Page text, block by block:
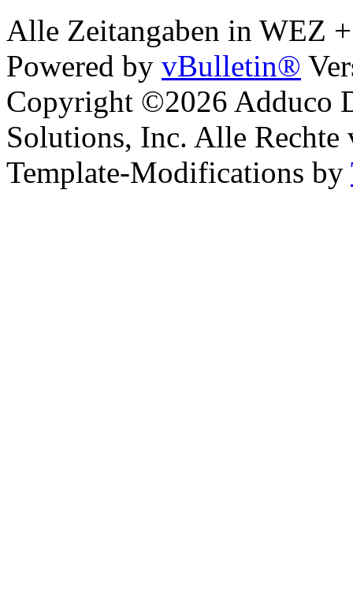
Alle Zeitangaben in WEZ
Powered by vBulletin®
Copyright ©2026 Adduco
Solutions, Inc. Alle Rechte
Template-Modifications by